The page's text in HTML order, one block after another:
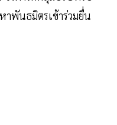
าพันธมิตรเข้าร่วมยื่น